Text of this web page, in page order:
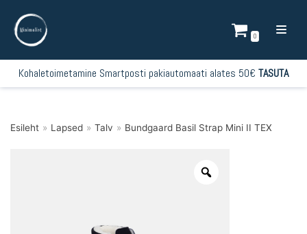
Mine
sisu
0
Kohaletoimetamine Smartposti pakiautomaati alates 50€ TASUTA
Esileht » Lapsed » Talv » Bundgaard Basil Strap Mini II TEX